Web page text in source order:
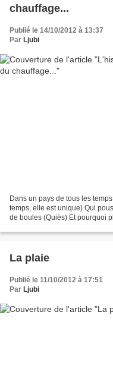
chauffage...
Publié le 14/10/2012 à 13:37
Par Ljubi
Dans un pays de tous les
temps, elle est unique) Qui
de boules (Quiès) Et pourquoi
La plaie
Publié le 11/10/2012 à 17:51
Par Ljubi